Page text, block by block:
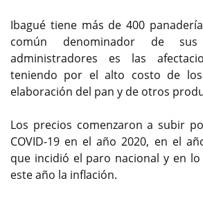
Ibagué tiene más de 400
común denominador de
administradores es las
teniendo por el alto costo de
elaboración del pan y de otros
Los precios comenzaron a subir
COVID-19 en el año 2020, en el
que incidió el paro nacional y en
este año la inflación.